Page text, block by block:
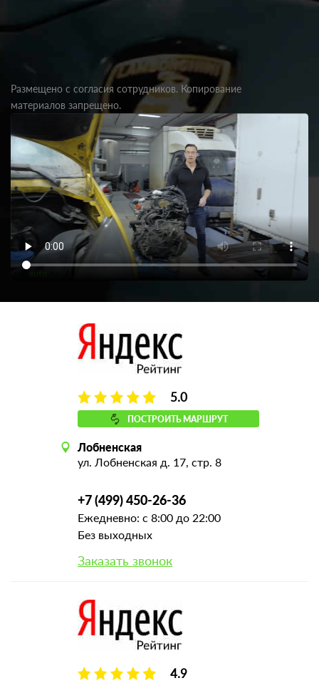
Размещено с согласия сотрудников. Копирование
материалов запрещено.
5.0
ПОСТРОИТЬ МАРШРУТ
Лобненская
ул. Лобненская д. 17, стр. 8
+7 (499) 450-26-36
Ежедневно: с 8:00 до 22:00
Без выходных
Заказать звонок
4.9